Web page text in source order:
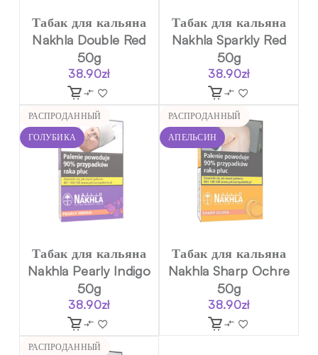
Табак для кальяна
Nakhla Double Red
50g
38.90zł
Табак для кальяна
Nakhla Sparkly Red
50g
38.90zł
РАСПРОДАННЫЙ
ГОЛУБИКА
Табак для кальяна
Nakhla Pearly Indigo
50g
38.90zł
РАСПРОДАННЫЙ
АПЕЛЬСИН
Табак для кальяна
Nakhla Sharp Ochre
50g
38.90zł
РАСПРОДАННЫЙ